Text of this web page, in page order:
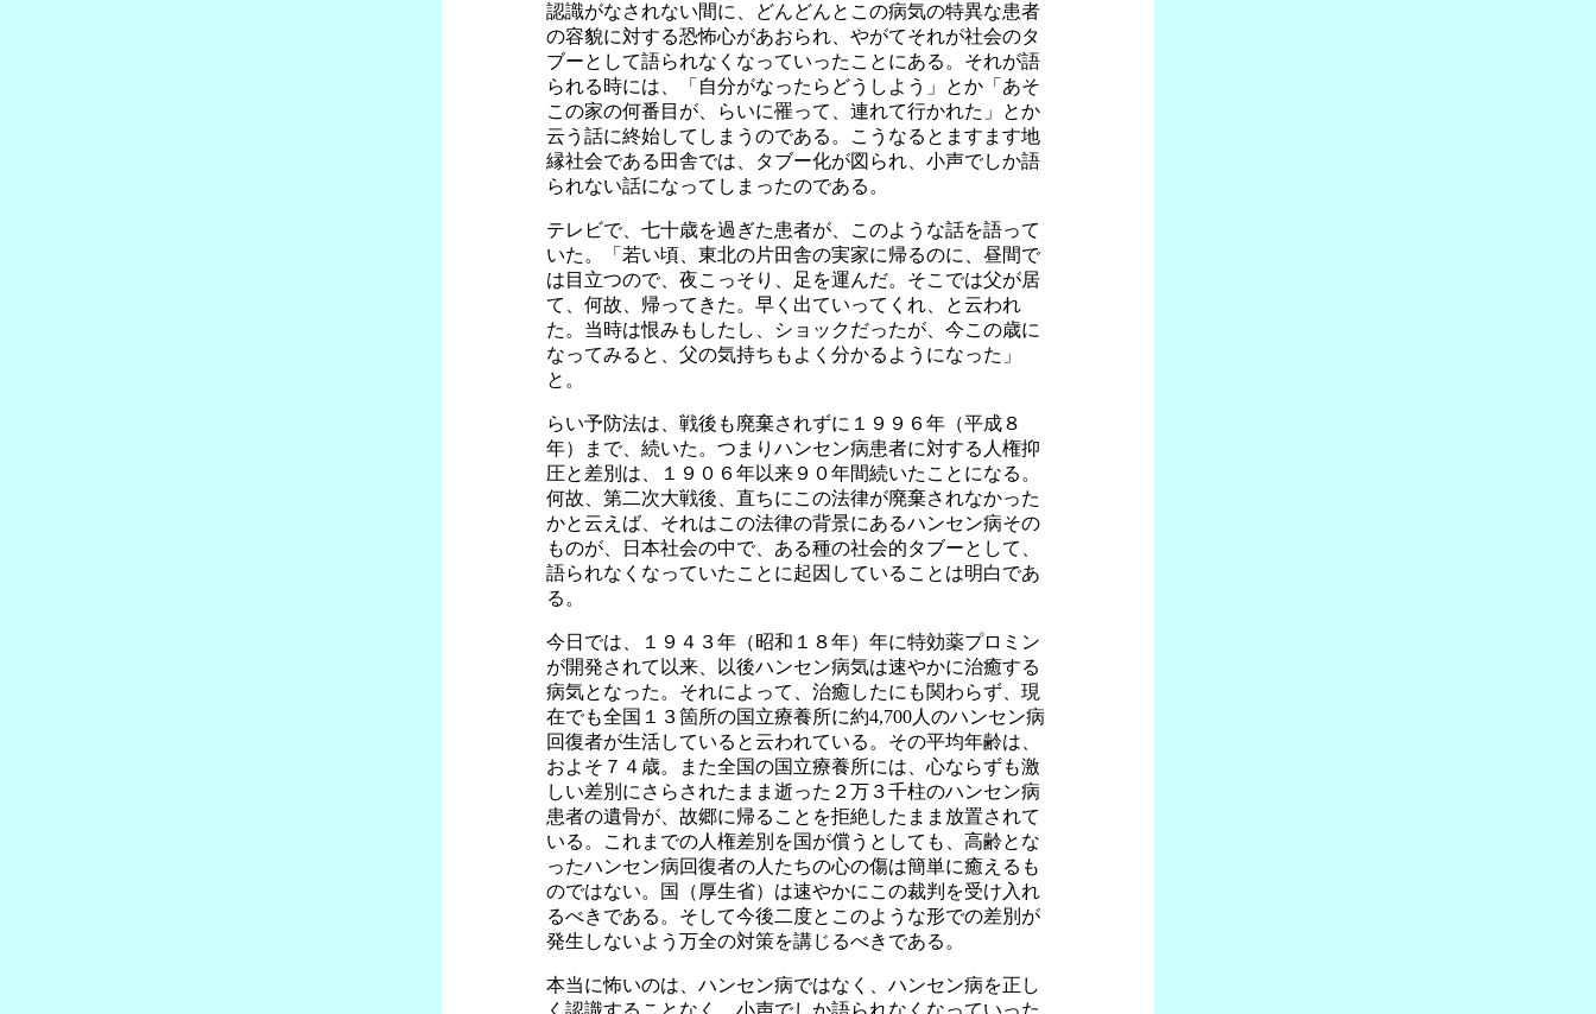
認識がなされない間に、どんどんとこの病気の特異な患者
の容貌に対する恐怖心があおられ、やがてそれが社会のタ
ブーとして語られなくなっていったことにある。それが語
られる時には、「自分がなったらどうしよう」とか「あそ
この家の何番目が、らいに罹って、連れて行かれた」とか
云う話に終始してしまうのである。こうなるとますます地
縁社会である田舎では、タブー化が図られ、小声でしか語
られない話になってしまったのである。
テレビで、七十歳を過ぎた患者が、このような話を語って
いた。「若い頃、東北の片田舎の実家に帰るのに、昼間で
は目立つので、夜こっそり、足を運んだ。そこでは父が居
て、何故、帰ってきた。早く出ていってくれ、と云われ
た。当時は恨みもしたし、ショックだったが、今この歳に
なってみると、父の気持ちもよく分かるようになった」
と。
らい予防法は、戦後も廃棄されずに１９９６年（平成８
年）まで、続いた。つまりハンセン病患者に対する人権抑
圧と差別は、１９０６年以来９０年間続いたことになる。
何故、第二次大戦後、直ちにこの法律が廃棄されなかった
かと云えば、それはこの法律の背景にあるハンセン病その
ものが、日本社会の中で、ある種の社会的タブーとして、
語られなくなっていたことに起因していることは明白であ
る。
今日では、１９４３年（昭和１８年）年に特効薬プロミン
が開発されて以来、以後ハンセン病気は速やかに治癒する
病気となった。それによって、治癒したにも関わらず、現
在でも全国１３箇所の国立療養所に約4,700人のハンセン病
回復者が生活していると云われている。その平均年齢は、
およそ７４歳。また全国の国立療養所には、心ならずも激
しい差別にさらされたまま逝った２万３千柱のハンセン病
患者の遺骨が、故郷に帰ることを拒絶したまま放置されて
いる。これまでの人権差別を国が償うとしても、高齢とな
ったハンセン病回復者の人たちの心の傷は簡単に癒えるも
のではない。国（厚生省）は速やかにこの裁判を受け入れ
るべきである。そして今後二度とこのような形での差別が
発生しないよう万全の対策を講じるべきである。
本当に怖いのは、ハンセン病ではなく、ハンセン病を正し
く認識することなく、小声でしか語られなくなっていった